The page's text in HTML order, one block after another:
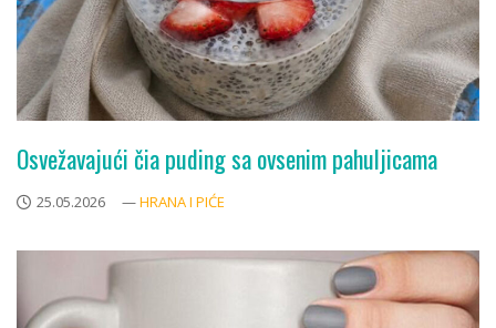
Osvežavajući čia puding sa ovsenim pahuljicama
25.05.2026 —HRANA I PIĆE